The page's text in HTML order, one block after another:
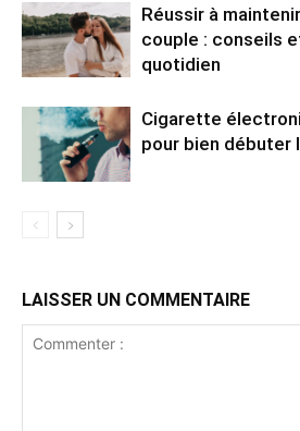
Réussir à
couple : conseils
quotidien
Cigarette
pour bien débuter
LAISSER UN COMMENTAIRE